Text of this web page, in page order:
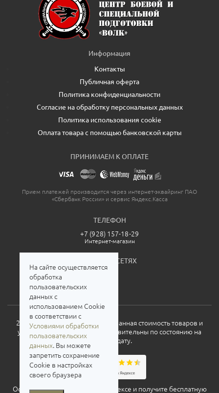
Информация
Контакты
Публичная оферта
Политика конфиденциальности
Согласие на обработку персональных данных
Политика использования cookie
Оплата товара с помощью банковской карты
ПРИНИМАЕМ К ОПЛАТЕ
Прием платежей производится через интернет-эквайринг ПАО
«Сбербанк России» и сервис Яндекс.Касса
ТЕЛЕФОН
+7 (928) 157-18-29
Интернет-магазин
МЫ В СОЦСЕТЯХ
2026. Все права защищены. Указанная стоимость товаров и
условия их приобретения действительны по состоянию на
текущую дату.
Оставьте свой отзыв о нас на Яндексе и получите бесплатную
На сайте осуществляется
обработка
пользовательских
данных с
использованием Cookie
в соответствии с
Условиями обработки
пользовательских
данных. Вы можете
запретить сохранение
Cookie в настройках
своего браузера